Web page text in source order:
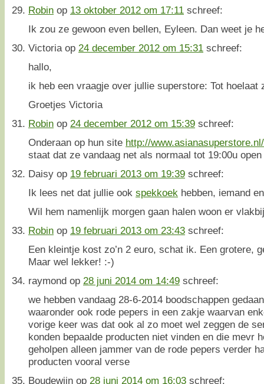
Robin op 13 oktober 2012 om 17:11 schreef:
Ik zou ze gewoon even bellen, Eyleen. Dan weet je
Victoria op 24 december 2012 om 15:31 schreef:
hallo,
ik heb een vraagje over jullie superstore: Tot hoelaat
Groetjes Victoria
Robin op 24 december 2012 om 15:39 schreef:
Onderaan op hun site http://
staat dat ze vandaag net als normaal tot 19:00u
Daisy op 19 februari 2013 om 19:39 schreef:
Ik lees net dat jullie ook spekkoek hebben, iemand
Wil hem namenlijk morgen gaan halen woon er
Robin op 19 februari 2013 om 23:43 schreef:
Een kleintje kost zo’n 2 euro, schat ik. Een grotere,
Maar wel lekker! :-)
raymond op 28 juni 2014 om 14:49 schreef:
we hebben vandaag 28-6-2014 boodschappen
waaronder ook rode pepers in een zakje waarvan
vorige keer was dat ook al zo moet wel zeggen de
konden bepaalde producten niet vinden en die mevr
geholpen alleen jammer van de rode pepers verder
producten vooral verse
Boudewijn op 28 juni 2014 om 16:03 schreef: